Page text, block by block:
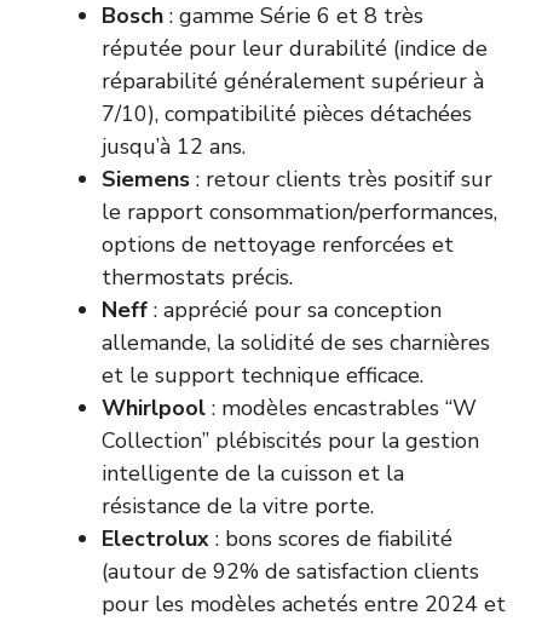
Bosch : gamme Série 6 et 8 très
réputée pour leur durabilité (indice de
réparabilité généralement supérieur à
7/10), compatibilité pièces détachées
jusqu’à 12 ans.
Siemens : retour clients très positif sur
le rapport consommation/performances,
options de nettoyage renforcées et
thermostats précis.
Neff : apprécié pour sa conception
allemande, la solidité de ses charnières
et le support technique efficace.
Whirlpool : modèles encastrables “W
Collection” plébiscités pour la gestion
intelligente de la cuisson et la
résistance de la vitre porte.
Electrolux : bons scores de fiabilité
(autour de 92% de satisfaction clients
pour les modèles achetés entre 2024 et